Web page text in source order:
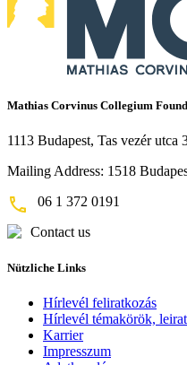
Mathias Corvinus Collegium
1113 Budapest, Tas vezér utca
Mailing Address: 1518
06 1 372 0191
Contact us
Nützliche Links
Hírlevél feliratkozás
Hírlevél témakörök,
Karrier
Impresszum